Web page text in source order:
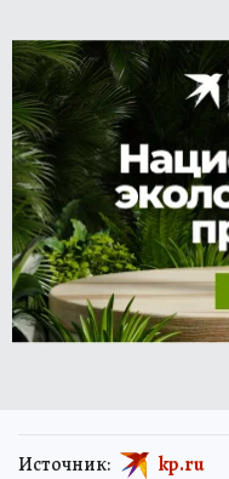
Источник: kp.ru